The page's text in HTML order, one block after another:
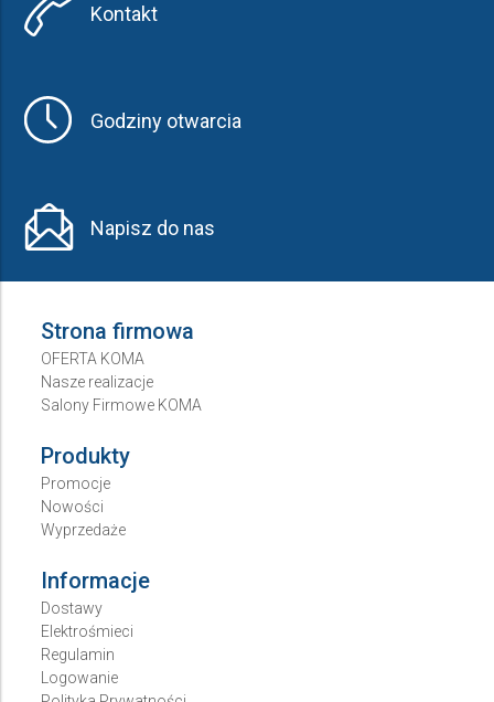
Kontakt
Godziny otwarcia
Napisz do nas
Strona firmowa
OFERTA KOMA
Nasze realizacje
Salony Firmowe KOMA
Produkty
Promocje
Nowości
Wyprzedaże
Informacje
Dostawy
Elektrośmieci
Regulamin
Logowanie